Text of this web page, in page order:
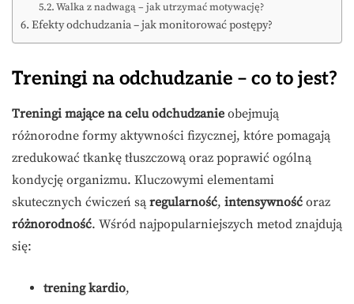
Walka z nadwagą – jak utrzymać motywację?
Efekty odchudzania – jak monitorować postępy?
Treningi na odchudzanie – co to jest?
Treningi mające na celu odchudzanie obejmują
różnorodne formy aktywności fizycznej, które pomagają
zredukować tkankę tłuszczową oraz poprawić ogólną
kondycję organizmu. Kluczowymi elementami
skutecznych ćwiczeń są regularność, intensywność oraz
różnorodność. Wśród najpopularniejszych metod znajdują
się:
trening kardio,